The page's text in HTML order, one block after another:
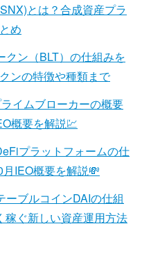
とは？合成資産プラ
め
ン（BLT）の仕組みを
ンの特徴や種類まで
イムブローカーの概要
概要を解説💹
プラットフォームの仕
IEO概要を解説💸
ブルコインDAIの仕組
ぐ新しい資産運用方法